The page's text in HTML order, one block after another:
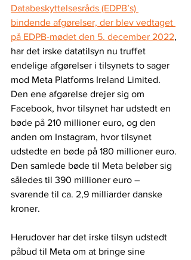
Databeskyttelsesråds (EDPB’s)
bindende afgørelser, der blev vedtaget
på EDPB-mødet den 5. december 2022,
har det irske datatilsyn nu truffet
endelige afgørelser i tilsynets to sager
mod Meta Platforms Ireland Limited.
Den ene afgørelse drejer sig om
Facebook, hvor tilsynet har udstedt en
bøde på 210 millioner euro, og den
anden om Instagram, hvor tilsynet
udstedte en bøde på 180 millioner euro.
Den samlede bøde til Meta beløber sig
således til 390 millioner euro –
svarende til ca. 2,9 milliarder danske
kroner.
Herudover har det irske tilsyn udstedt
påbud til Meta om at bringe sine